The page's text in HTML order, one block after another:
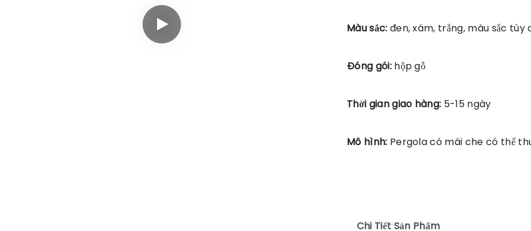
Màu sắc: đen, xám, trắng, màu sắc tùy
Đóng gói: hộp gỗ
Thời gian giao hàng: 5-15 ngày
Mô hình: Pergola có mái che có thể
Chi Tiết Sản Phẩm